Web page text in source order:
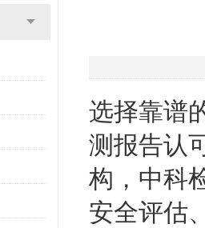
选择靠谱
测报告认
构，中科
安全评估